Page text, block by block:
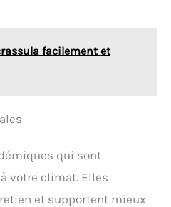
facilement et
qui sont
votre climat. Elles
et supportent mieux